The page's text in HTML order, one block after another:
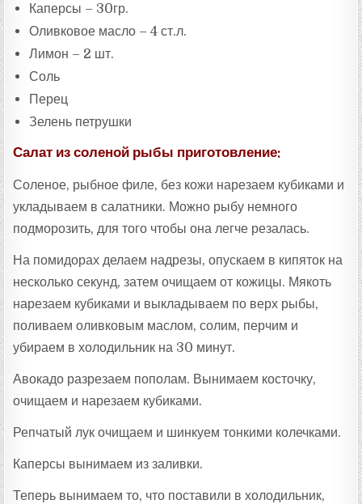
Каперсы – 30гр.
Оливковое масло – 4 ст.л.
Лимон – 2 шт.
Соль
Перец
Зелень петрушки
Салат из соленой рыбы приготовление:
Соленое, рыбное филе, без кожи нарезаем кубиками и
укладываем в салатники. Можно рыбу немного
подморозить, для того чтобы она легче резалась.
На помидорах делаем надрезы, опускаем в кипяток на
несколько секунд, затем очищаем от кожицы. Мякоть
нарезаем кубиками и выкладываем по верх рыбы,
поливаем оливковым маслом, солим, перчим и
убираем в холодильник на 30 минут.
Авокадо разрезаем пополам. Вынимаем косточку,
очищаем и нарезаем кубиками.
Репчатый лук очищаем и шинкуем тонкими колечками.
Каперсы вынимаем из заливки.
Теперь вынимаем то, что поставили в холодильник,